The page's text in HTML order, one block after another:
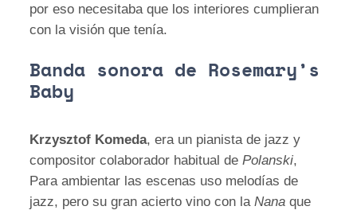
por eso necesitaba que los interiores cumplieran
con la visión que tenía.
Banda sonora de Rosemary’s
Baby
Krzysztof Komeda, era un pianista de jazz y
compositor colaborador habitual dePolanski,
Para ambientar las escenas uso melodías de
jazz, pero su gran acierto vino con laNanaque